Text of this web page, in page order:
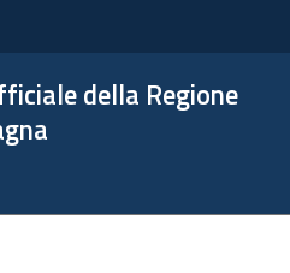
della Regione